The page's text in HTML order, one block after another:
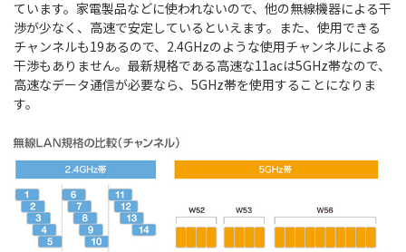
ています。家電製品などに使われないので、他の無線機器による干
渉が少なく、高速で安定しているといえます。また、使用できる
チャンネルも19あるので、2.4GHzのような使用チャンネルによる
干渉もありません。最新規格である高速な11acは5GHz帯なので、
高速なデータ通信が必要なら、5GHz帯を使用することになりま
す。